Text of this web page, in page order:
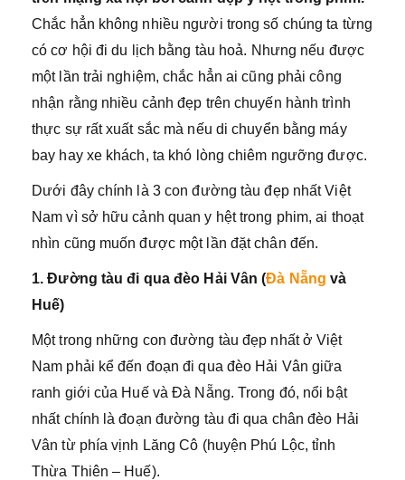
Chắc hẳn không nhiều người trong số chúng ta từng
có cơ hội đi du lịch bằng tàu hoả. Nhưng nếu được
một lần trải nghiệm, chắc hẳn ai cũng phải công
nhận rằng nhiều cảnh đẹp trên chuyến hành trình
thực sự rất xuất sắc mà nếu di chuyển bằng máy
bay hay xe khách, ta khó lòng chiêm ngưỡng được.
Dưới đây chính là 3 con đường tàu đẹp nhất Việt
Nam vì sở hữu cảnh quan y hệt trong phim, ai thoạt
nhìn cũng muốn được một lần đặt chân đến.
1. Đường tàu đi qua đèo Hải Vân (Đà Nẵngvà
Huế)
Một trong những con đường tàu đẹp nhất ở Việt
Nam phải kể đến đoạn đi qua đèo Hải Vân giữa
ranh giới của Huế và Đà Nẵng. Trong đó, nổi bật
nhất chính là đoạn đường tàu đi qua chân đèo Hải
Vân từ phía vịnh Lăng Cô (huyện Phú Lộc, tỉnh
Thừa Thiên – Huế).